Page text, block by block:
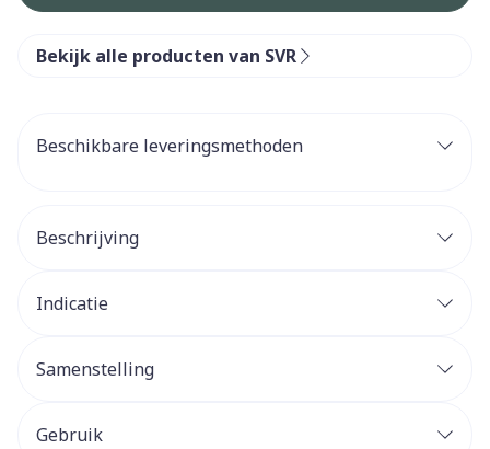
Bekijk alle producten van SVR
Beschikbare leveringsmethoden
Beschrijving
Indicatie
Samenstelling
Gebruik